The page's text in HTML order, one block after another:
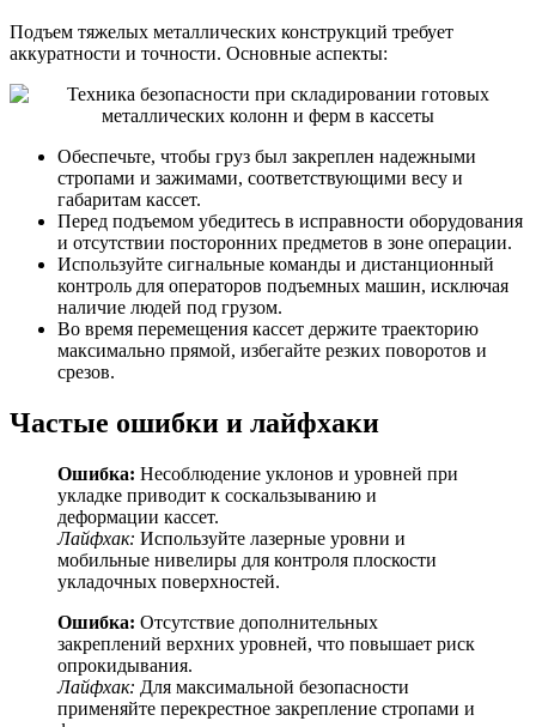
Подъем тяжелых металлических конструкций требует
аккуратности и точности. Основные аспекты:
Обеспечьте, чтобы груз был закреплен надежными
стропами и зажимами, соответствующими весу и
габаритам кассет.
Перед подъемом убедитесь в исправности оборудования
и отсутствии посторонних предметов в зоне операции.
Используйте сигнальные команды и дистанционный
контроль для операторов подъемных машин, исключая
наличие людей под грузом.
Во время перемещения кассет держите траекторию
максимально прямой, избегайте резких поворотов и
срезов.
Частые ошибки и лайфхаки
Ошибка: Несоблюдение уклонов и уровней при
укладке приводит к соскальзыванию и
деформации кассет.
Лайфхак: Используйте лазерные уровни и
мобильные нивелиры для контроля плоскости
укладочных поверхностей.
Ошибка: Отсутствие дополнительных
закреплений верхних уровней, что повышает риск
опрокидывания.
Лайфхак: Для максимальной безопасности
применяйте перекрестное закрепление стропами и